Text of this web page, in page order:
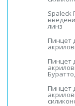
Spaleck
линз
Пинцет
Пинцет
Пинцет